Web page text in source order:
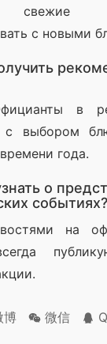
с новыми
в
с выбором
года.
о
событиях?
на
博 微信